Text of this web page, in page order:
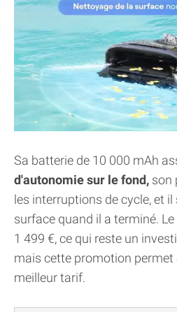
Sa batterie de 10 000 mAh
d'autonomie sur le fond, son
les interruptions de cycle, et
surface quand il a terminé.
1 499 €, ce qui reste un
mais cette promotion permet
meilleur tarif.